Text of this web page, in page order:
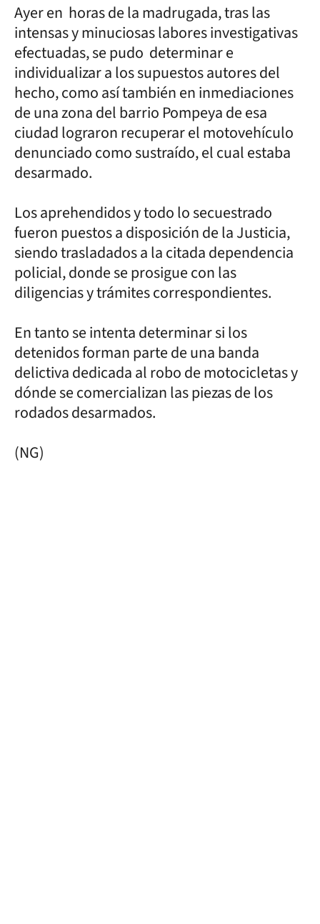
Ayer en horas de la madrugada, tras las
intensas y minuciosas labores investigativas
efectuadas, se pudo determinar e
individualizar a los supuestos autores del
hecho, como así también en inmediaciones
de una zona del barrio Pompeya de esa
ciudad lograron recuperar el motovehículo
denunciado como sustraído, el cual estaba
desarmado.
Los aprehendidos y todo lo secuestrado
fueron puestos a disposición de la Justicia,
siendo trasladados a la citada dependencia
policial, donde se prosigue con las
diligencias y trámites correspondientes.
En tanto se intenta determinar si los
detenidos forman parte de una banda
delictiva dedicada al robo de motocicletas y
dónde se comercializan las piezas de los
rodados desarmados.
(NG)